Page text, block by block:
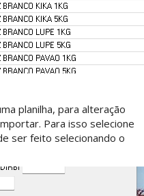
planilha, para alteração
Para isso selecione
ser feito selecionando o